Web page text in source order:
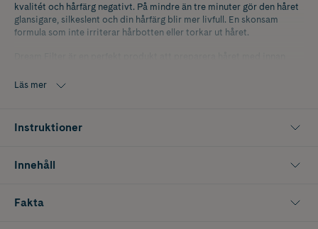
kvalitét och hårfärg negativt. På mindre än tre minuter gör den håret
glansigare, silkeslent och din hårfärg blir mer livfull. En skonsam
formula som inte irriterar hårbotten eller torkar ut håret.
nyanser. Vegansk.
Läs mer
Instruktioner
Innehåll
Fakta